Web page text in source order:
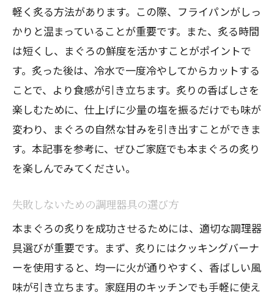
軽く炙る方法があります。この際、フライパンがしっ
かりと温まっていることが重要です。また、炙る時間
は短くし、まぐろの鮮度を活かすことがポイントで
す。炙った後は、冷水で一度冷やしてからカットする
ことで、より食感が引き立ちます。炙りの香ばしさを
楽しむために、仕上げに少量の塩を振るだけでも味が
変わり、まぐろの自然な甘みを引き出すことができま
す。本記事を参考に、ぜひご家庭でも本まぐろの炙り
を楽しんでみてください。
失敗しないための調理器具の選び方
本まぐろの炙りを成功させるためには、適切な調理器
具選びが重要です。まず、炙りにはクッキングバーナ
ーを使用すると、均一に火が通りやすく、香ばしい風
味が引き立ちます。家庭用のキッチンでも手軽に使え